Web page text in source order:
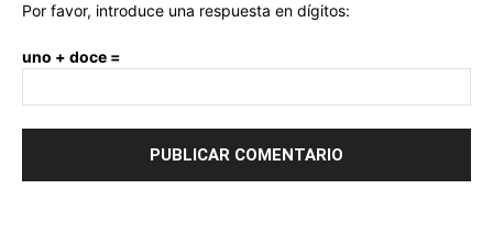
Por favor, introduce una respuesta en dígitos:
uno + doce =